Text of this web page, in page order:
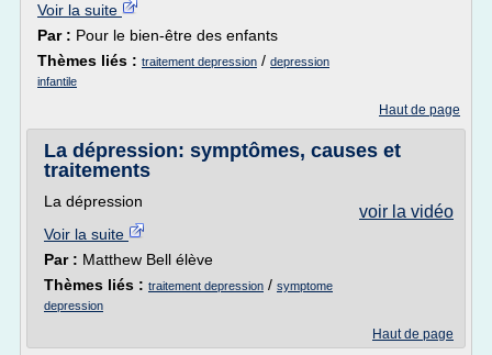
Voir la suite
Par : Pour le bien-être des enfants
Thèmes liés : traitement depression / depression
infantile
Haut de page
La dépression: symptômes, causes et
traitements
voir la vidéo
La dépression
Voir la suite
Par : Matthew Bell élève
Thèmes liés : traitement depression / symptome
depression
Haut de page